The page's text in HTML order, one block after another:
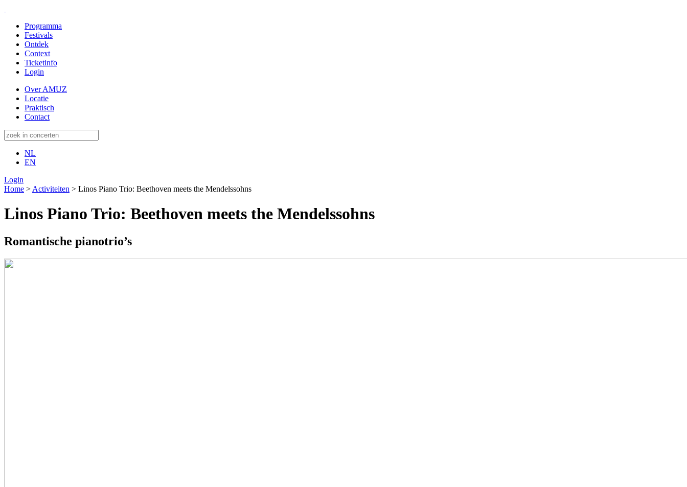
Programma
Festivals
Ontdek
Context
Ticketinfo
Login
Over AMUZ
Locatie
Praktisch
Contact
NL
EN
Login
Home > Activiteiten > Linos Piano Trio: Beethoven meets the Mendelssohns
Linos Piano Trio: Beethoven meets the Mendelssohns
Romantische pianotrio’s